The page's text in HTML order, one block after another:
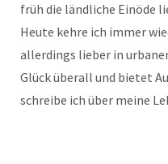
früh die ländliche Einöde
Heute kehre ich immer
allerdings lieber in
Glück überall und bietet
schreibe ich über meine